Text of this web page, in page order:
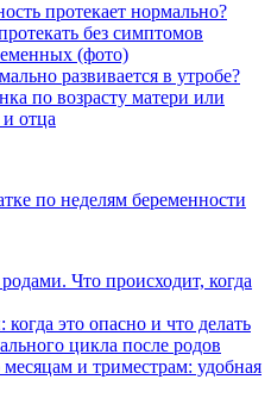
протекает нормально?
без симптомов
(фото)
развивается в утробе?
по возрасту матери или
отца
по неделям беременности
Что происходит, когда
это опасно и что делать
цикла после родов
и триместрам: удобная